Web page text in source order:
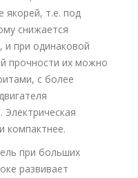
якорей, т.е. под
снижается
и при одинаковой
прочности их можно
с более
компактнее.
при больших
развивает